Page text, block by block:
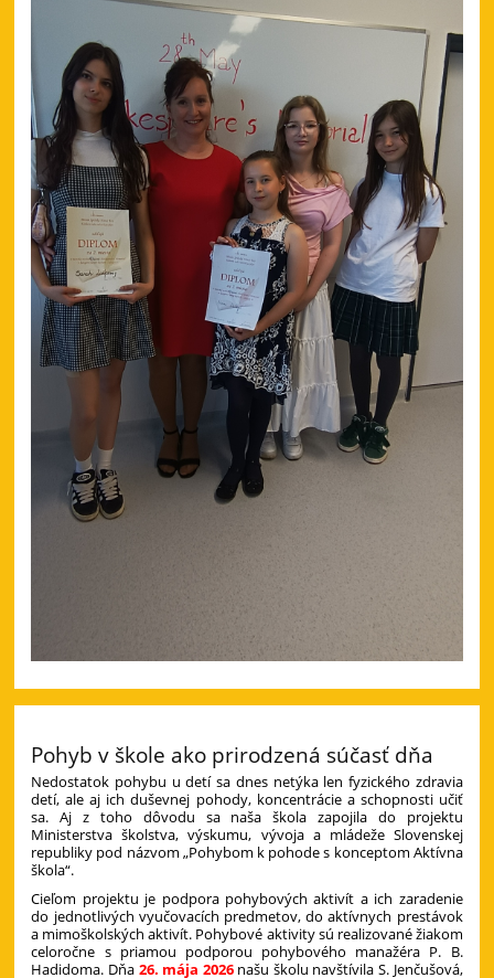
Pohyb v škole ako prirodzená súčasť dňa
Nedostatok pohybu u detí sa dnes netýka len fyzického zdravia
detí, ale aj ich duševnej pohody, koncentrácie a schopnosti učiť
sa. Aj z toho dôvodu sa naša škola zapojila do projektu
Ministerstva školstva, výskumu, vývoja a mládeže Slovenskej
republiky pod názvom „Pohybom k pohode s konceptom Aktívna
škola“.
Cieľom projektu je podpora pohybových aktivít a ich zaradenie
do jednotlivých vyučovacích predmetov, do aktívnych prestávok
a mimoškolských aktivít. Pohybové aktivity sú realizované žiakom
celoročne s priamou podporou pohybového manažéra P. B.
Hadidoma. Dňa 26. mája 2026našu školu navštívila S. Jenčušová,